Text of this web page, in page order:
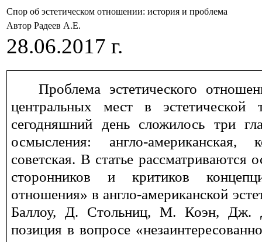
Спор об эстетическом отношении: история и проблема
Автор Радеев А.Е.
28.06.2017 г.
Проблема эстетического
центральных мест в
сегодняшний день сложилось три
осмысления: англо-американская,
советская. В статье рассматриваются
сторонников и критиков
отношения» в англо-американской
Баллоу, Д. Стольниц, М. Коэн, Дж.
позиция в вопросе